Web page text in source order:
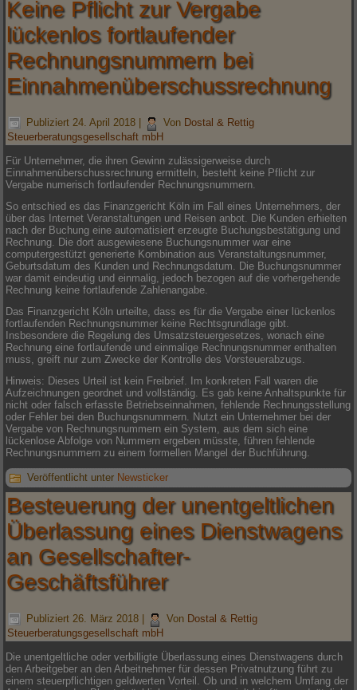
Keine Pflicht zur Vergabe
lückenlos fortlaufender
Rechnungsnummern bei
Einnahmenüberschussrechnung
Publiziert 24. April 2018 Von Dostal & Rettig
Steuerberatungsgesellschaft mbH
Für Unternehmer, die ihren Gewinn zulässigerweise durch
Einnahmenüberschussrechnung ermitteln, besteht keine Pflicht zur
Vergabe numerisch fortlaufender Rechnungsnummern.
So entschied es das Finanzgericht Köln im Fall eines Unternehmers, der
über das Internet Veranstaltungen und Reisen anbot. Die Kunden erhielten
nach der Buchung eine automatisiert erzeugte Buchungsbestätigung und
Rechnung. Die dort ausgewiesene Buchungsnummer war eine
computergestützt generierte Kombination aus Veranstaltungsnummer,
Geburtsdatum des Kunden und Rechnungsdatum. Die Buchungsnummer
war damit eindeutig und einmalig, jedoch bezogen auf die vorhergehende
Rechnung keine fortlaufende Zahlenangabe.
Das Finanzgericht Köln urteilte, dass es für die Vergabe einer lückenlos
fortlaufenden Rechnungsnummer keine Rechtsgrundlage gibt.
Insbesondere die Regelung des Umsatzsteuergesetzes, wonach eine
Rechnung eine fortlaufende und einmalige Rechnungsnummer enthalten
muss, greift nur zum Zwecke der Kontrolle des Vorsteuerabzugs.
Hinweis: Dieses Urteil ist kein Freibrief. Im konkreten Fall waren die
Aufzeichnungen geordnet und vollständig. Es gab keine Anhaltspunkte für
nicht oder falsch erfasste Betriebseinnahmen, fehlende Rechnungsstellung
oder Fehler bei den Buchungsnummern. Nutzt ein Unternehmer bei der
Vergabe von Rechnungsnummern ein System, aus dem sich eine
lückenlose Abfolge von Nummern ergeben müsste, führen fehlende
Rechnungsnummern zu einem formellen Mangel der Buchführung.
Veröffentlicht unter Newsticker
Besteuerung der unentgeltlichen
Überlassung eines Dienstwagens
an Gesellschafter-
Geschäftsführer
Publiziert 26. März 2018 Von Dostal & Rettig
Steuerberatungsgesellschaft mbH
Die unentgeltliche oder verbilligte Überlassung eines Dienstwagens durch
den Arbeitgeber an den Arbeitnehmer für dessen Privatnutzung führt zu
einem steuerpflichtigen geldwerten Vorteil. Ob und in welchem Umfang der